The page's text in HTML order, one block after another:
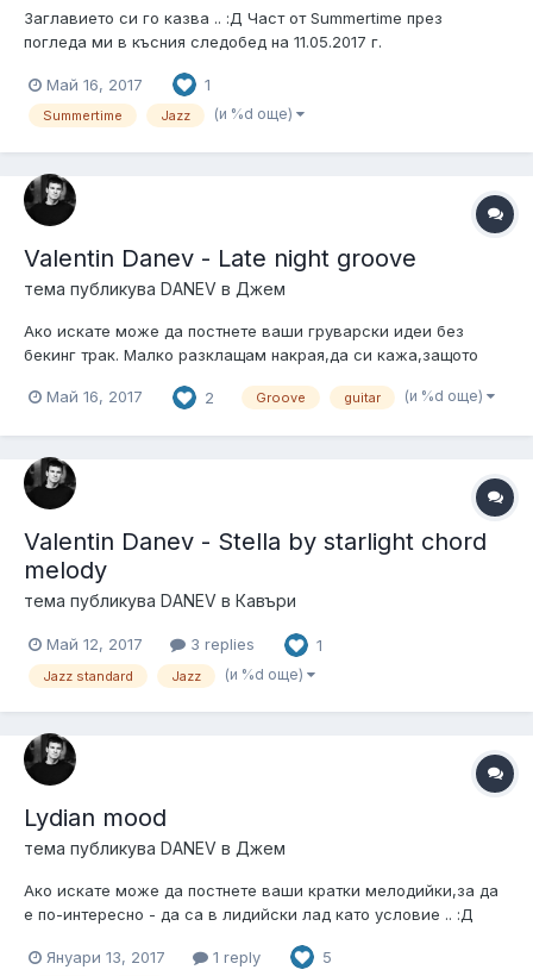
Заглавието си го казва .. :Д Част от Summertime през
погледа ми в късния следобед на 11.05.2017 г.
Май 16, 2017 1
Summertime Jazz (и %d още)
Valentin Danev - Late night groove
тема публикува DANEV в Джем
Ако искате може да постнете ваши груварски идеи без
бекинг трак. Малко разклащам накрая,да си кажа,защото
Май 16, 2017
2 Groove guitar (и %d още)
Valentin Danev - Stella by starlight chord
melody
тема публикува DANEV в Кавъри
Май 12, 2017 3 replies 1
Jazz standard Jazz (и %d още)
Lydian mood
тема публикува DANEV в Джем
Ако искате може да постнете ваши кратки мелодийки,за да
е по-интересно - да са в лидийски лад като условие .. :Д
Януари 13, 2017 1 reply 5